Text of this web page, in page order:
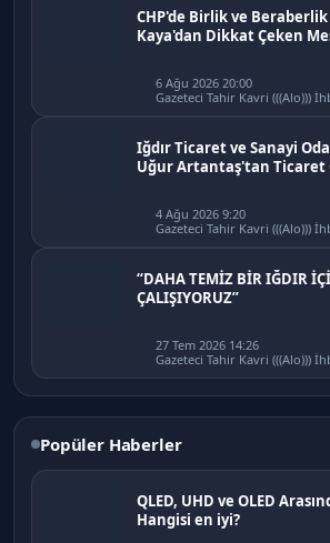
CHP'de Birlik ve Beraberlik
Kaya'dan Dikkat Çeken
6 Ağu 2026 20:00
Gazeteci Tahir Kavri (((Alo)))
Iğdır Ticaret ve Sanayi
Uğur Artantaş'tan Ticaret
4 Ağu 2026 9:20
Gazeteci Tahir Kavri (((Alo)))
“DAHA TEMİZ BİR IĞDIR
ÇALIŞIYORUZ”
27 Tem 2026 14:26
Gazeteci Tahir Kavri (((Alo)))
Popüler Haberler
QLED, UHD ve OLED
Hangisi en iyi?